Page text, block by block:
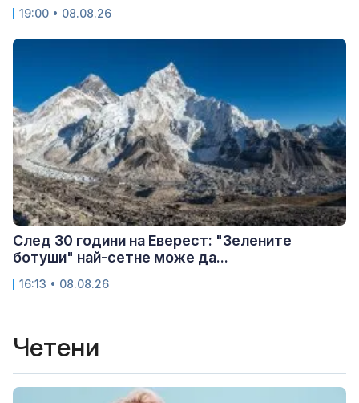
19:00 • 08.08.26
След 30 години на Еверест: "Зелените
ботуши" най-сетне може да...
16:13 • 08.08.26
Четени